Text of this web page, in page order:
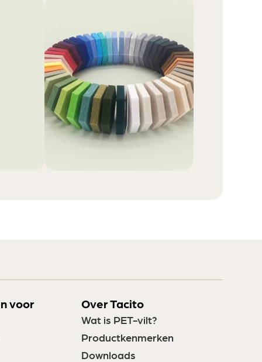
voor Over Tacito
Wat is PET-vilt?
Productkenmerken
Downloads